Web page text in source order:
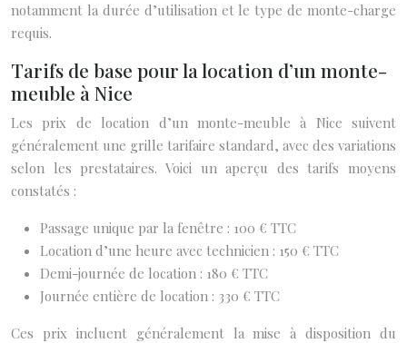
notamment la durée d’utilisation et le type de monte-charge
requis.
Tarifs de base pour la location d’un monte-
meuble à Nice
Les prix de location d’un monte-meuble à Nice suivent
généralement une grille tarifaire standard, avec des variations
selon les prestataires. Voici un aperçu des tarifs moyens
constatés :
Passage unique par la fenêtre : 100 € TTC
Location d’une heure avec technicien : 150 € TTC
Demi-journée de location : 180 € TTC
Journée entière de location : 330 € TTC
Ces prix incluent généralement la mise à disposition du